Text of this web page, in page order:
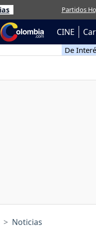
Partidos
CINE
De
Noticias